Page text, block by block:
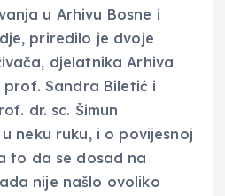
u Arhivu Bosne i
priredilo je dvoje
djelatnika Arhiva
prof. Sandra Biletić i
dr. sc. Šimun
neku ruku, i o povijesnoj
to da se dosad na
nije našlo ovoliko